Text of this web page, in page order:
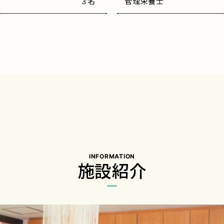
INFORMATION
施設紹介